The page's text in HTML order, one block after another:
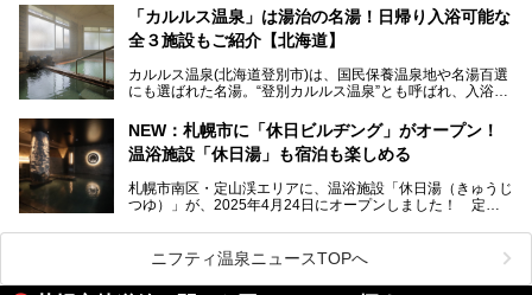
「川島旅館」は、豊富温泉の開湯当初から営業する老舗旅
館。とりわけ温泉の良さと名物のバター料理に定評があり、
の温泉や料理をはじめ、パブリックスペース・客室など宿の
全貌を徹底的にご紹介します！
「カルルス温泉」は湯治の名湯！日帰り入浴可能な
全３施設もご紹介【北海道】
カルルス温泉(北海道登別市)は、国民保養温泉地や名湯百選
にも選ばれた名湯。“登別カルルス温泉”とも呼ばれ、入浴剤
豊かな登別温泉とは対照的な存在で、今も湯治場的な要素が
残る閑静な温泉地です。
地体験し、カルルス温泉をご紹介。温泉地の概要や泉質解説
をはじめ、日帰り入浴可能な全３施設の紹介・周辺観光・ア
NEW：札幌市に「休日ビルヂング」がオープン！
温浴施設「休日湯」も宿泊も楽しめる
札幌市南区・定山渓エリアに、温浴施設「休日湯（きゅうじ
つゆ）」が、2025年4月24日にオープンしました！ 定山
この施設は、温泉・サウナの「休日湯」・ラウンジの「THE
LOUNGE DAYOF」・グルメ「休日洋麺店」・ホテル「エク
スクラメーションホテル」で構成された、まさに大人の癒し
空間。
ニフティ温泉ニュースTOPへ